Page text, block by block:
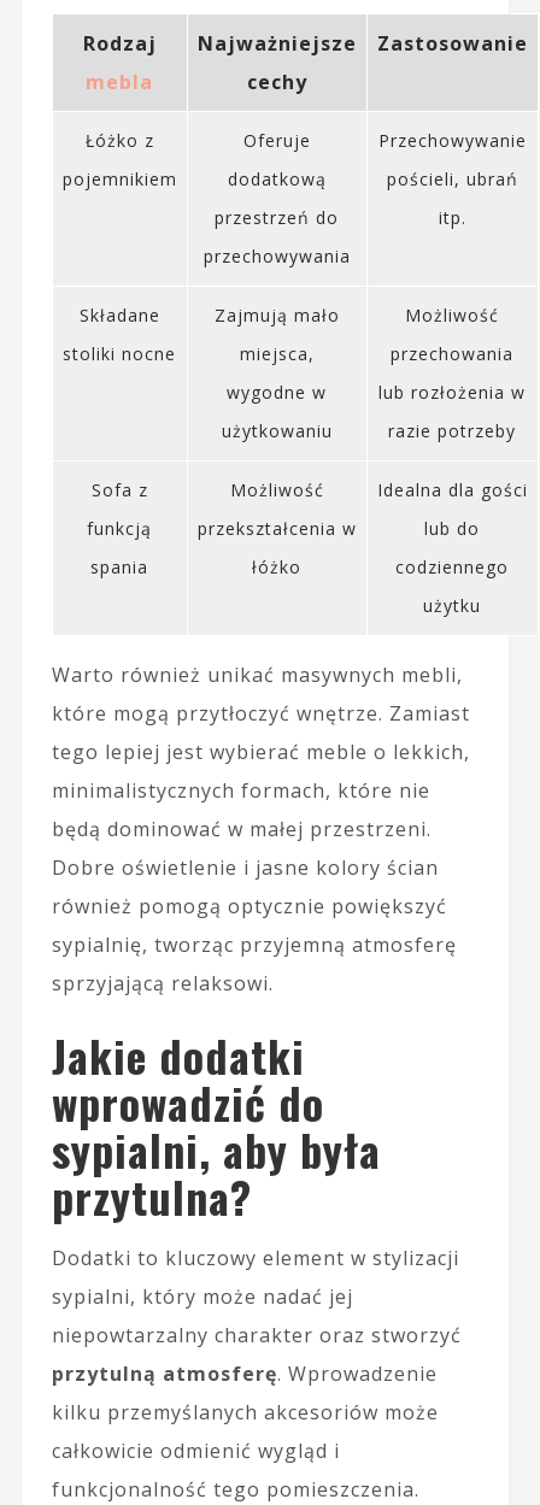
Rodzaj
mebla
Najważniejsze
cechy
Zastosowanie
Łóżko z
pojemnikiem
Oferuje
dodatkową
przestrzeń do
przechowywania
Przechowywanie
pościeli, ubrań
itp.
Składane
stoliki nocne
Zajmują mało
miejsca,
wygodne w
użytkowaniu
Możliwość
przechowania
lub rozłożenia w
razie potrzeby
Sofa z
funkcją
spania
Możliwość
przekształcenia w
łóżko
Idealna dla gości
lub do
codziennego
użytku
Warto również unikać masywnych mebli,
które mogą przytłoczyć wnętrze. Zamiast
tego lepiej jest wybierać meble o lekkich,
minimalistycznych formach, które nie
będą dominować w małej przestrzeni.
Dobre oświetlenie i jasne kolory ścian
również pomogą optycznie powiększyć
sypialnię, tworząc przyjemną atmosferę
sprzyjającą relaksowi.
Jakie dodatki
wprowadzić do
sypialni, aby była
przytulna?
Dodatki to kluczowy element w stylizacji
sypialni, który może nadać jej
niepowtarzalny charakter oraz stworzyć
przytulną atmosferę. Wprowadzenie
kilku przemyślanych akcesoriów może
całkowicie odmienić wygląd i
funkcjonalność tego pomieszczenia.